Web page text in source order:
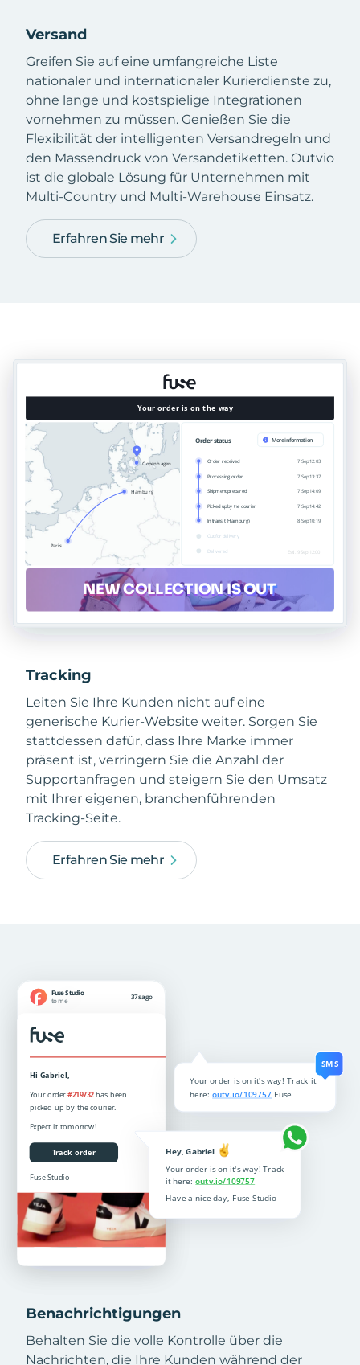
Versand
Greifen Sie auf eine umfangreiche Liste
nationaler und internationaler Kurierdienste zu,
ohne lange und kostspielige Integrationen
vornehmen zu müssen. Genießen Sie die
Flexibilität der intelligenten Versandregeln und
den Massendruck von Versandetiketten. Outvio
ist die globale Lösung für Unternehmen mit
Multi-Country und Multi-Warehouse Einsatz.
Erfahren Sie mehr
Tracking
Leiten Sie Ihre Kunden nicht auf eine
generische Kurier-Website weiter. Sorgen Sie
stattdessen dafür, dass Ihre Marke immer
präsent ist, verringern Sie die Anzahl der
Supportanfragen und steigern Sie den Umsatz
mit Ihrer eigenen, branchenführenden
Tracking-Seite.
Erfahren Sie mehr
Benachrichtigungen
Behalten Sie die volle Kontrolle über die
Nachrichten, die Ihre Kunden während der